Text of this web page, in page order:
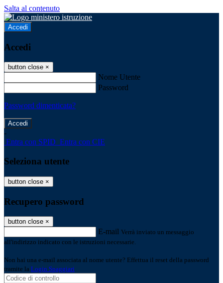
Salta al contenuto
Accedi
Accedi
button close ×
Nome Utente
Password
Password dimenticata?
-
Entra con SPID Entra con CIE
Seleziona utente
button close ×
Recupero password
button close ×
E-mail Verrà inviato un messaggio
all'indirizzo indicato con le istruzioni necessarie.
Non hai una e-mail associata al nome utente? Effettua il reset della password
tramite la Login Spaggiari